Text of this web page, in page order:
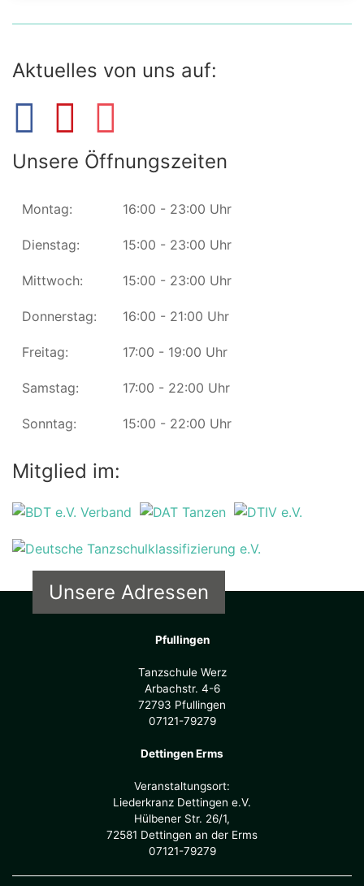
Aktuelles von uns auf:
Unsere Öffnungszeiten
Montag: 16:00 - 23:00 Uhr
Dienstag: 15:00 - 23:00 Uhr
Mittwoch: 15:00 - 23:00 Uhr
Donnerstag: 16:00 - 21:00 Uhr
Freitag: 17:00 - 19:00 Uhr
Samstag: 17:00 - 22:00 Uhr
Sonntag: 15:00 - 22:00 Uhr
Mitglied im:
Unsere Adressen
Pfullingen
Tanzschule Werz
Arbachstr. 4-6
72793 Pfullingen
07121-79279
Dettingen Erms
Veranstaltungsort:
Liederkranz Dettingen e.V.
Hülbener Str. 26/1,
72581 Dettingen an der Erms
07121-79279